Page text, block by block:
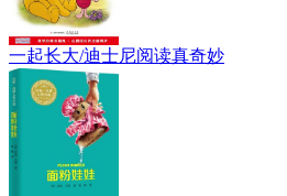
一起长大/迪士尼阅读真奇妙